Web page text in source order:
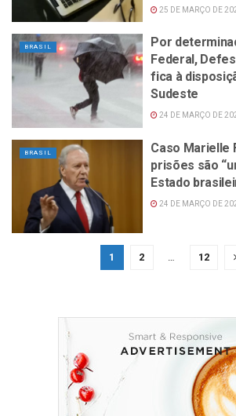
25 DE MARÇO DE
BRASIL
Por
Federal,
fica à
Sudeste
24 DE MARÇO DE
BRASIL
Caso Marielle
prisões são
Estado
24 DE MARÇO DE
1 2 … 12